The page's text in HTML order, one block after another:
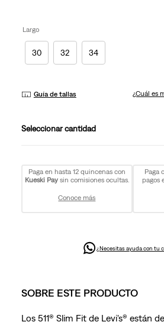
Largo
30 32 34
Guía de tallas ¿Cuál es
cantidad
Paga en hasta 12 quincenas con
Kueski Paysin comisiones ocultas.
Conoce más
Paga
pagos
¿Necesitas ayuda con tu
SOBRE ESTE PRODUCTO
Los 511® Slim Fit de Levi's® están